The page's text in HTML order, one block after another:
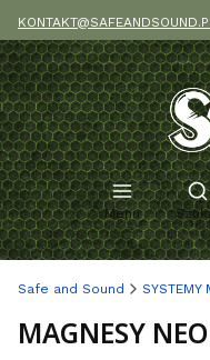
KONTAKT@SAFEANDSOUND.PL
Menu
Safe and Sound SYSTEMY
MAGNESY